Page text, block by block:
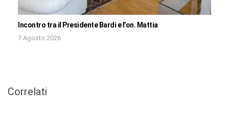
Incontro tra il Presidente Bardi e l’on. Mattia
7 Agosto 2026
Correlati